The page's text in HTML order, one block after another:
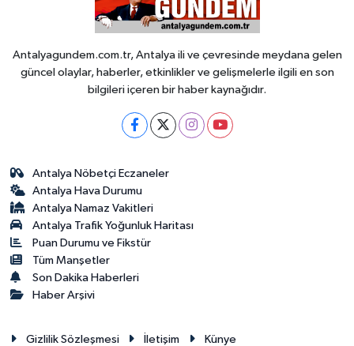
Antalyagundem.com.tr, Antalya ili ve çevresinde meydana gelen
güncel olaylar, haberler, etkinlikler ve gelişmelerle ilgili en son
bilgileri içeren bir haber kaynağıdır.
Antalya Nöbetçi Eczaneler
Antalya Hava Durumu
Antalya Namaz Vakitleri
Antalya Trafik Yoğunluk Haritası
Puan Durumu ve Fikstür
Tüm Manşetler
Son Dakika Haberleri
Haber Arşivi
Gizlilik Sözleşmesi İletişim Künye